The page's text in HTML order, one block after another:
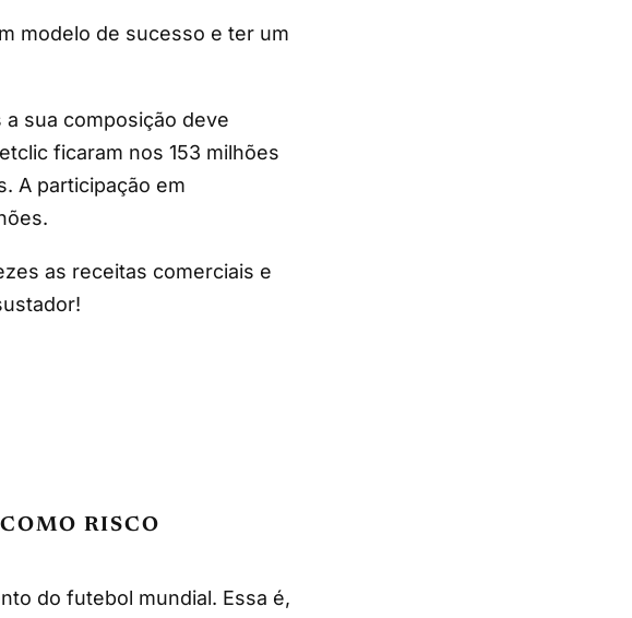
modelo de sucesso e ter um
sua composição deve
ficaram nos 153 milhões
A participação em
as receitas comerciais e
RISCO
do futebol mundial. Essa é,